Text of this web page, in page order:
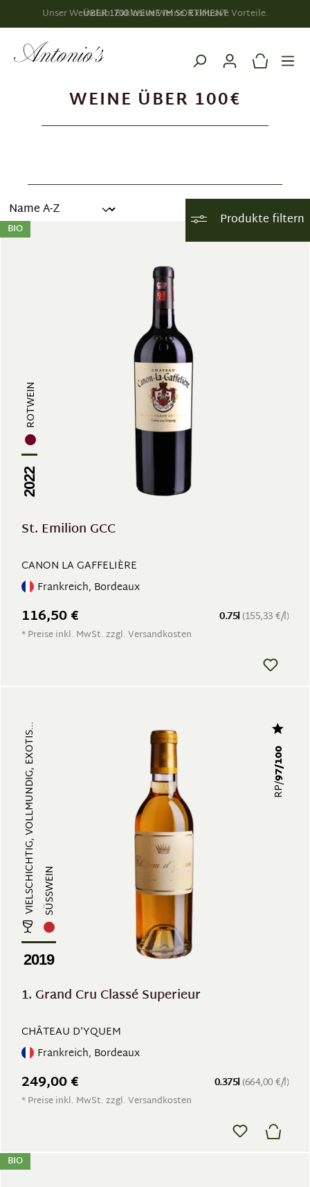
springen
Unser Weinclub: Exklusive Weine. Exklusive Vorteile.
WEINE ÜBER 100€
Produkte filtern
BIO
ROTWEIN
2022
St. Emilion GCC
CANON LA GAFFELIÈRE
Frankreich, Bordeaux
0.75l (155,33 €/l)
116,50 €
* Preise inkl. MwSt. zzgl. Versandkosten
VIELSCHICHTIG, VOLLMUNDIG, EXOTIS...SÜSSWEIN
2019
RP/
97/100
1. Grand Cru Classé Superieur
CHÂTEAU D'YQUEM
Frankreich, Bordeaux
0.375l (664,00 €/l)
249,00 €
* Preise inkl. MwSt. zzgl. Versandkosten
BIO